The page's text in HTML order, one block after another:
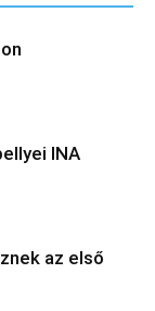
INA
az első